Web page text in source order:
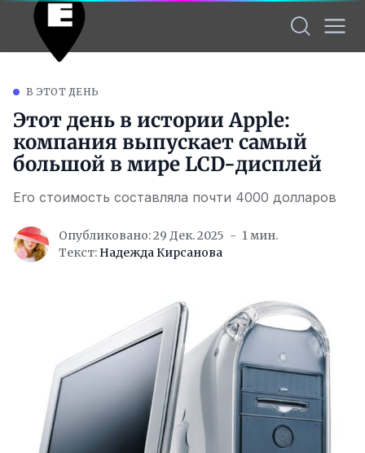
В ЭТОТ ДЕНЬ
Этот день в истории Apple:
компания выпускает самый
большой в мире LCD-дисплей
Его стоимость составляла почти 4000 долларов
Опубликовано: 29 Дек. 2025
1 мин.
Текст: Надежда Кирсанова